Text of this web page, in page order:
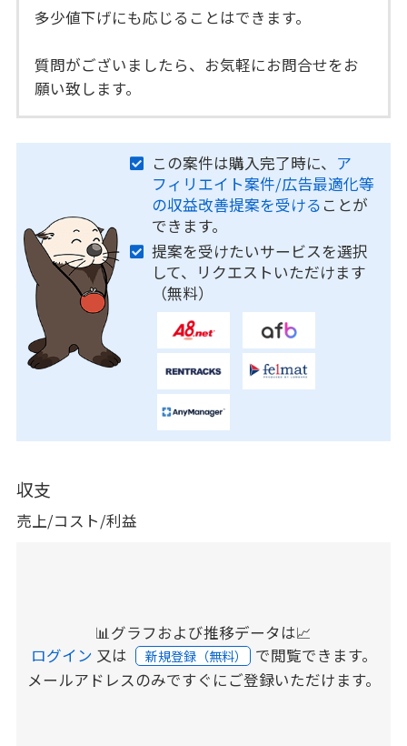
多少値下げにも応じることはできます。
質問がございましたら、お気軽にお問合せをお
願い致します。
この案件は購入完了時に、 ア
フィリエイト案件/広告最適化等
の収益改善提案を受ける ことが
できます。
提案を受けたいサービスを選択
して、リクエストいただけます
（無料）
収支
売上/コスト/利益
📊グラフおよび推移データは📈
ログイン 又は 新規登録（無料） で閲覧できます。
メールアドレスのみですぐにご登録いただけます。